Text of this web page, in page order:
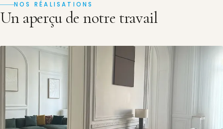
NOS RÉALISATIONS
Un aperçu de notre travail